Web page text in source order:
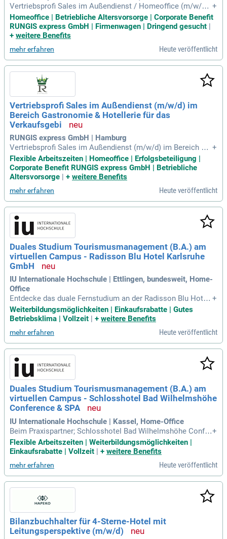
Vertriebsprofi Sales im Außendienst / Homeoffice (m/w/d) i
m Bereich Gastronomie & Hotellerie für Verkaufsgebiet Lux
emburg / Elsass: Aufgaben: Du bist die erste Anlaufstelle fü
r unsere Kunden aus Gastronomie und Hotellerie; Deine obe
+
Homeoffice | Betriebliche Altersvorsorge | Corporate Benefit
RUNGIS express GmbH | Firmenwagen | Dringend gesucht |
+ weitere Benefits
mehr erfahren Heute veröffentlicht
Vertriebsprofi Sales im Außendienst (m/w/d) im
Bereich Gastronomie & Hotellerie für das
Verkaufsgebi
RUNGIS express GmbH | Hamburg
Vertriebsprofi Sales im Außendienst (m/w/d) im Bereich Ga
stronomie & Hotellerie für das Verkaufsgebiet Hamburg und
Umgebung: Aufgaben: Du akquirierst Kunden im Außendien
st und überzeugst sie von unseren ultrafrischen Lebensmitt
eln; Durch den Ausbau deines
+
Flexible Arbeitszeiten | Homeoffice | Erfolgsbeteiligung |
Corporate Benefit RUNGIS express GmbH | Betriebliche
Altersvorsorge | + weitere Benefits
mehr erfahren Heute veröffentlicht
Duales Studium Tourismusmanagement (B.A.) am
virtuellen Campus - Radisson Blu Hotel Karlsruhe
GmbH
IU Internationale Hochschule | Ettlingen, bundesweit, Home-
Office
Entdecke das duale Fernstudium an der Radisson Blu Hotel
Karlsruhe GmbH, wo Theorie und Praxis perfekt kombiniert
werden. Du lernst 100% virtuell und kannst direkt wertvolle
oderne Gastlichkeit und eine hohe Servicequalität in einem i
nternationalen Umfeld. Genieße die Nähe zum Schwarzwald
und zu unzähligen Freizeitmöglichkeiten in der Technologier
egion Karlsruhe. Mit 199 Zimmern, 18 flexiblen Tagungsräu
men und einem top ausgestatteten Konferenzzentrum bist D
u bestens aufgestellt. Werde Teil der Radisson Hotel Group
und nutze vielfältige Entwicklungsmöglichkeiten in der geho
benen Hotellerie.
+
Weiterbildungsmöglichkeiten | Einkaufsrabatte | Gutes
Betriebsklima | Vollzeit
+ weitere Benefits
mehr erfahren Heute veröffentlicht
Duales Studium Tourismusmanagement (B.A.) am
virtuellen Campus - Schlosshotel Bad Wilhelmshöhe
Conference & SPA
IU Internationale Hochschule | Kassel, Home-Office
Beim Praxispartner; Schlosshotel Bad Wilhelmshöhe Confer
ence & SPA: Du musst keine Studiengebühren zahlen – das
übernehmen wir von der Schlosshotel Bad Wilhelmshöhe C
+
Flexible Arbeitszeiten | Weiterbildungsmöglichkeiten |
Einkaufsrabatte | Vollzeit | + weitere Benefits
mehr erfahren Heute veröffentlicht
Bilanzbuchhalter für 4-Sterne-Hotel mit
Leitungsperspektive (m/w/d)